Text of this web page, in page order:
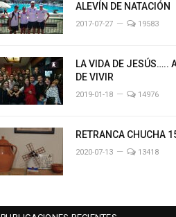
ALEVÍN DE NATACIÓN
2017-07-27 19583
LA VIDA DE JESÚS…..
DE VIVIR
2019-01-18 14976
RETRANCA CHUCHA
2020-07-13 13418